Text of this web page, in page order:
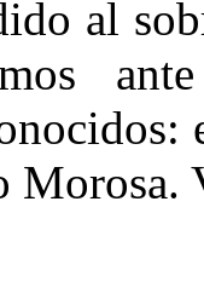
al